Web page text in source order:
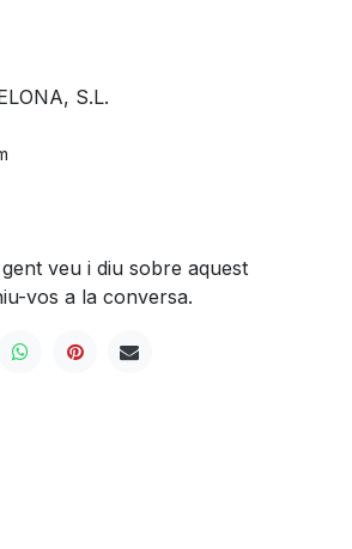
S.L.
veu i diu sobre aquest
vos a la conversa.